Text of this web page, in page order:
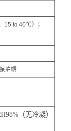
15 to 40℃）；
护帽
（无冷凝）